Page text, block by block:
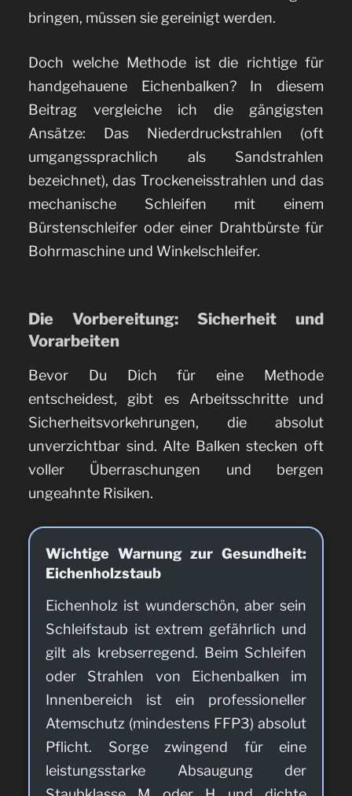
bringen, müssen sie gereinigt werden.
Doch welche Methode ist die richtige für
handgehauene Eichenbalken? In diesem
Beitrag vergleiche ich die gängigsten
Ansätze: Das Niederdruckstrahlen (oft
umgangssprachlich als Sandstrahlen
bezeichnet), das Trockeneisstrahlen und das
mechanische Schleifen mit einem
Bürstenschleifer oder einer Drahtbürste für
Bohrmaschine und Winkelschleifer.
Die Vorbereitung: Sicherheit und
Vorarbeiten
Bevor Du Dich für eine Methode
entscheidest, gibt es Arbeitsschritte und
Sicherheitsvorkehrungen, die absolut
unverzichtbar sind. Alte Balken stecken oft
voller Überraschungen und bergen
ungeahnte Risiken.
Wichtige Warnung zur Gesundheit:
Eichenholzstaub
Eichenholz ist wunderschön, aber sein
Schleifstaub ist extrem gefährlich und
gilt als krebserregend. Beim Schleifen
oder Strahlen von Eichenbalken im
Innenbereich ist ein professioneller
Atemschutz (mindestens FFP3) absolut
Pflicht. Sorge zwingend für eine
leistungsstarke Absaugung der